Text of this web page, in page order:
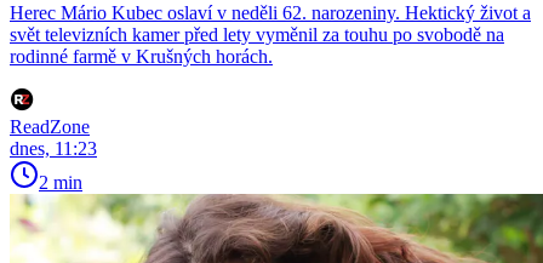
Herec Mário Kubec oslaví v neděli 62. narozeniny. Hektický život a
svět televizních kamer před lety vyměnil za touhu po svobodě na
rodinné farmě v Krušných horách.
ReadZone
dnes, 11:23
2 min